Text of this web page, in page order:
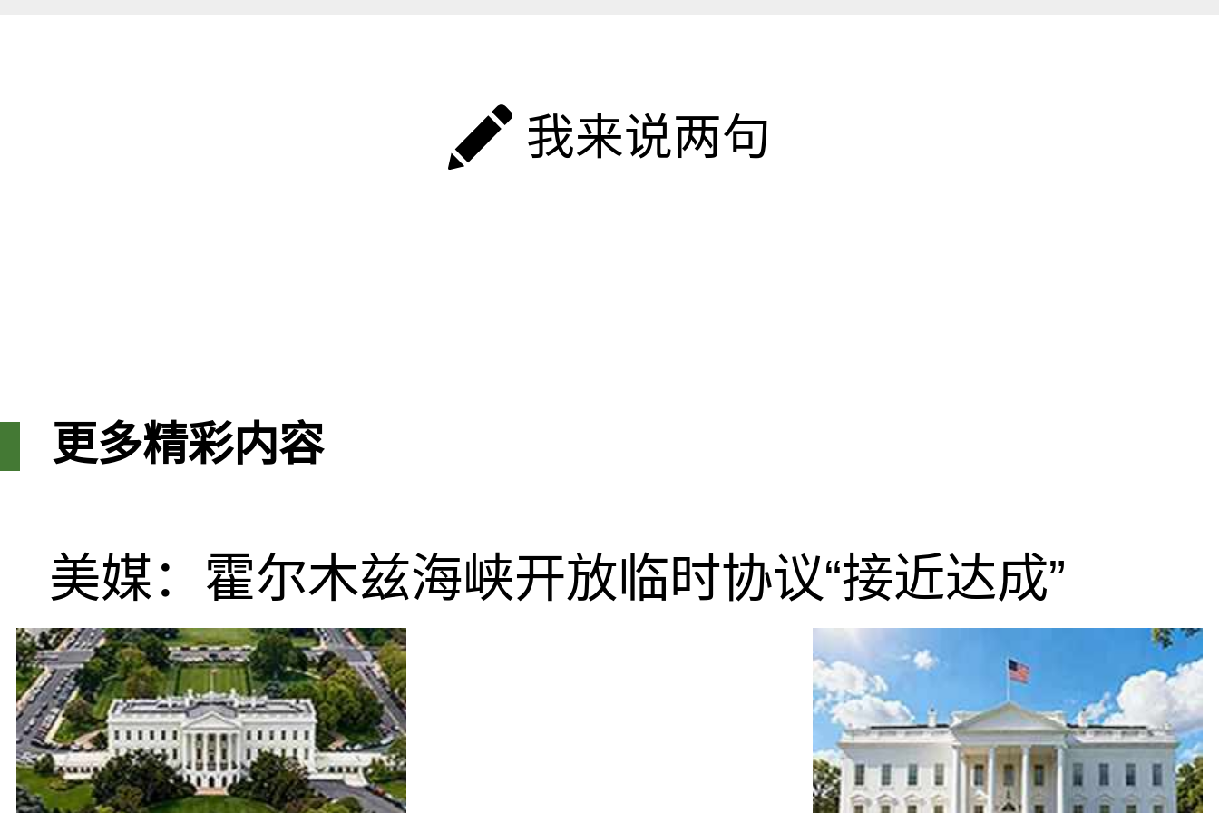
我来说两句
更多精彩内容
美媒：霍尔木兹海峡开放临时协议“接近达成”